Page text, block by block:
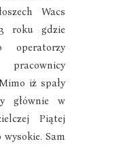
Wacs
roku gdzie
operatorzy
pracownicy
iż spały
głównie w
Piątej
Sam